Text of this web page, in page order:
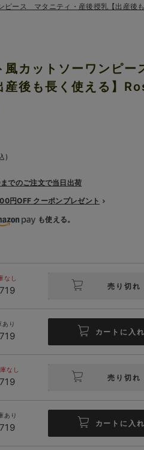
ピース マタニティ・産後授乳【出産後も
風カットソーワンピ
産後も長く使える】
)
でのご注文で当日出荷
円OFF クーポンプレゼント
も使える。
なし
売り切れ
り
カートに入
なし
売り切れ
あり
カートに入